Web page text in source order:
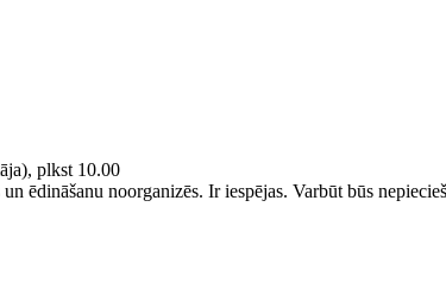
plkst 10.00
ēdināšanu noorganizēs. Ir iespējas. Varbūt būs